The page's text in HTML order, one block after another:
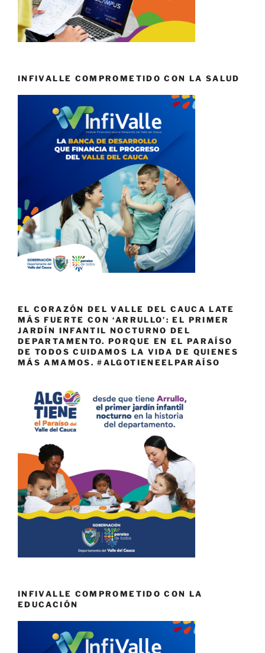
INFIVALLE COMPROMETIDO CON LA SALUD
EL CORAZÓN DEL VALLE DEL CAUCA LATE
MÁS FUERTE CON ‘ARRULLO’: EL PRIMER
JARDÍN INFANTIL NOCTURNO DEL
DEPARTAMENTO. PORQUE EN EL PARAÍSO
DE TODOS CUIDAMOS LA VIDA DE QUIENES
MÁS AMAMOS. #ALGOTIENEELPARAÍSO
INFIVALLE COMPROMETIDO CON LA
EDUCACIÓN